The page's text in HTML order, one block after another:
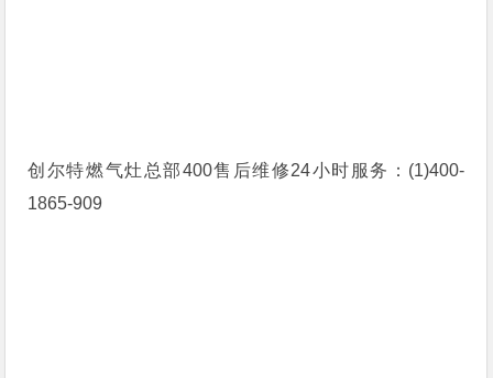
创尔特燃气灶总部400售后维修24小时服务：(1)400-
1865-909